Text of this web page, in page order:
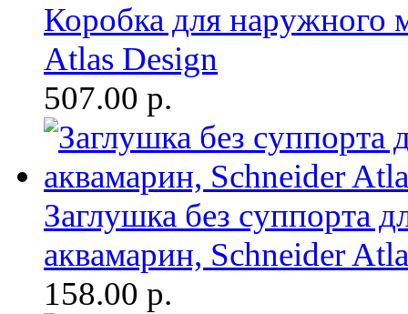
Коробка для наружного
Atlas Design
507.00 р.
Заглушка без суппорта
аквамарин, Schneider
158.00 р.